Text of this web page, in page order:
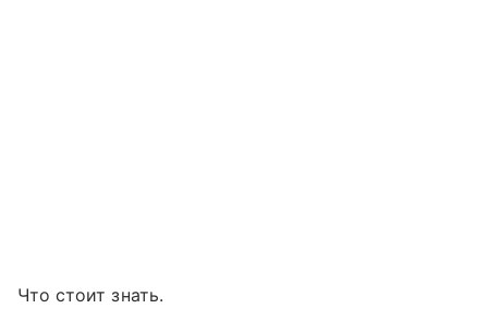
Что стоит знать.